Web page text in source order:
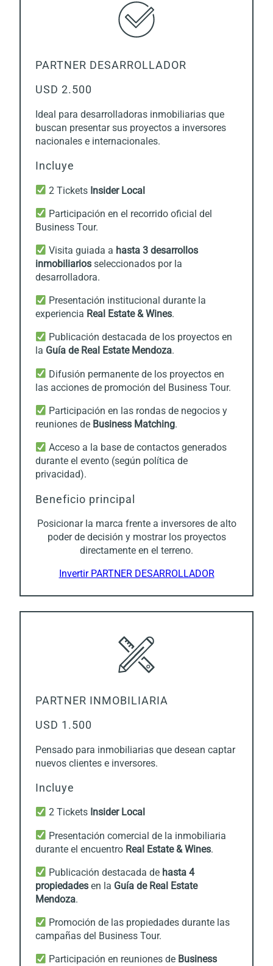
PARTNER DESARROLLADOR
USD 2.500
Ideal para desarrolladoras inmobiliarias que
buscan presentar sus proyectos a inversores
nacionales e internacionales.
Incluye
2 Tickets Insider Local
Participación en el recorrido oficial del
Business Tour.
Visita guiada a hasta 3 desarrollos
inmobiliarios seleccionados por la
desarrolladora.
Presentación institucional durante la
experiencia Real Estate & Wines.
Publicación destacada de los proyectos en
la Guía de Real Estate Mendoza.
Difusión permanente de los proyectos en
las acciones de promoción del Business Tour.
Participación en las rondas de negocios y
reuniones de Business Matching.
Acceso a la base de contactos generados
durante el evento (según política de
privacidad).
Beneficio principal
Posicionar la marca frente a inversores de alto
poder de decisión y mostrar los proyectos
directamente en el terreno.
Invertir PARTNER DESARROLLADOR
PARTNER INMOBILIARIA
USD 1.500
Pensado para inmobiliarias que desean captar
nuevos clientes e inversores.
Incluye
2 Tickets Insider Local
Presentación comercial de la inmobiliaria
durante el encuentro Real Estate & Wines.
Publicación destacada de hasta 4
propiedades en la Guía de Real Estate
Mendoza.
Promoción de las propiedades durante las
campañas del Business Tour.
Participación en reuniones de Business